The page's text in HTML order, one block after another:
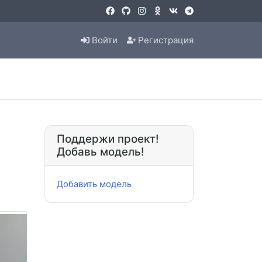
Войти Регистрация
Поддержи проект!
Добавь модель!
Добавить модель